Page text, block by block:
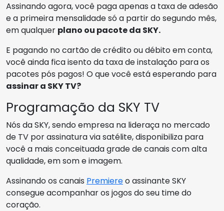
Assinando agora, você paga apenas a taxa de adesão
e a primeira mensalidade só a partir do segundo mês,
em qualquer plano ou pacote da SKY.
E pagando no cartão de crédito ou débito em conta,
você ainda fica isento da taxa de instalação para os
pacotes pós pagos! O que você está esperando para
assinar a SKY TV?
Programação da SKY TV
Nós da SKY, sendo empresa na lideraça no mercado
de TV por assinatura via satélite, disponibiliza para
você a mais conceituada grade de canais com alta
qualidade, em som e imagem.
Assinando os canais Premiereo assinante SKY
consegue acompanhar os jogos do seu time do
coração.